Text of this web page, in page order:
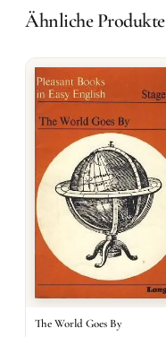
Ähnliche Produkte
The World Goes By